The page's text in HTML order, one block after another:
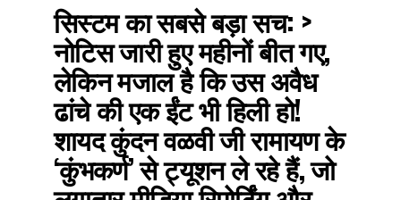
सिस्टम का सबसे बड़ा सच: >
नोटिस जारी हुए महीनों बीत गए,
लेकिन मजाल है कि उस अवैध
ढांचे की एक ईंट भी हिली हो!
शायद कुंदन वळवी जी रामायण के
‘कुंभकर्ण’ से ट्यूशन ले रहे हैं, जो